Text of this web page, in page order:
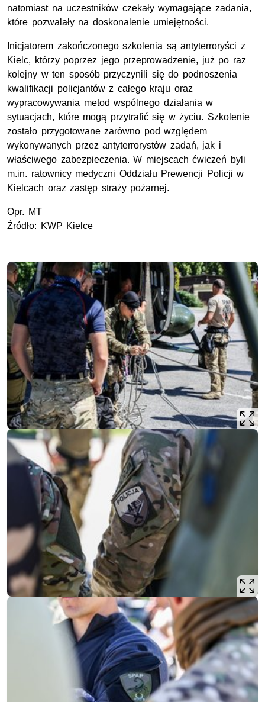
natomiast na uczestników czekały wymagające zadania,
które pozwalały na doskonalenie umiejętności.
Inicjatorem zakończonego szkolenia są antyterroryści z
Kielc, którzy poprzez jego przeprowadzenie, już po raz
kolejny w ten sposób przyczynili się do podnoszenia
kwalifikacji policjantów z całego kraju oraz
wypracowywania metod wspólnego działania w
sytuacjach, które mogą przytrafić się w życiu. Szkolenie
zostało przygotowane zarówno pod względem
wykonywanych przez antyterrorystów zadań, jak i
właściwego zabezpieczenia. W miejscach ćwiczeń byli
m.in. ratownicy medyczni Oddziału Prewencji Policji w
Kielcach oraz zastęp straży pożarnej.
Opr. MT
Źródło: KWP Kielce